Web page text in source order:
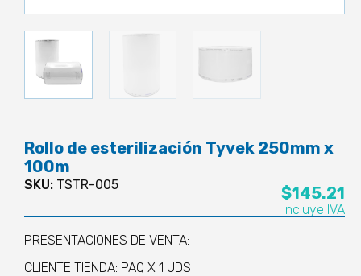
Rollo de esterilización Tyvek 250mm x
100m
$145.21
Incluye IVA
SKU: TSTR-005
PRESENTACIONES DE VENTA:
CLIENTE TIENDA: PAQ X 1 UDS